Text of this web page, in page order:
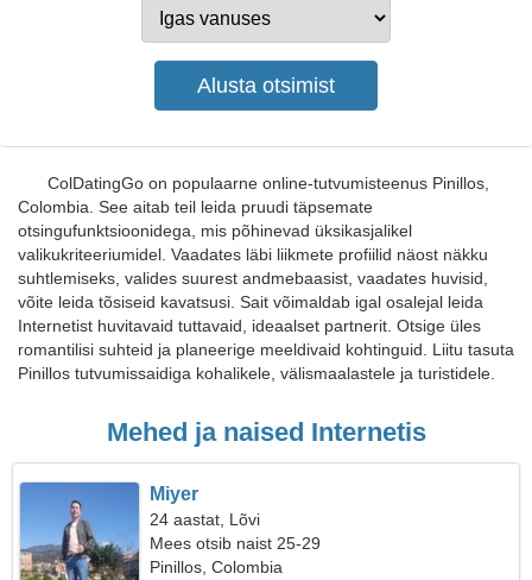
ColDatingGo on populaarne online-tutvumisteenus Pinillos,
Colombia. See aitab teil leida pruudi täpsemate
otsingufunktsioonidega, mis põhinevad üksikasjalikel
valikukriteeriumidel. Vaadates läbi liikmete profiilid näost näkku
suhtlemiseks, valides suurest andmebaasist, vaadates huvisid,
võite leida tõsiseid kavatsusi. Sait võimaldab igal osalejal leida
Internetist huvitavaid tuttavaid, ideaalset partnerit. Otsige üles
romantilisi suhteid ja planeerige meeldivaid kohtinguid. Liitu tasuta
Pinillos tutvumissaidiga kohalikele, välismaalastele ja turistidele.
Mehed ja naised Internetis
Miyer
24 aastat, Lõvi
Mees otsib naist 25-29
Pinillos, Colombia